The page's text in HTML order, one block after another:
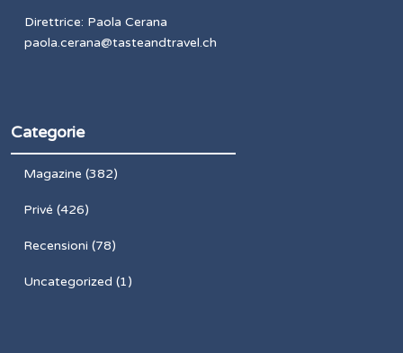
Direttrice: Paola Cerana
paola.cerana@tasteandtravel.ch
Categorie
Magazine (382)
Privé (426)
Recensioni (78)
Uncategorized (1)